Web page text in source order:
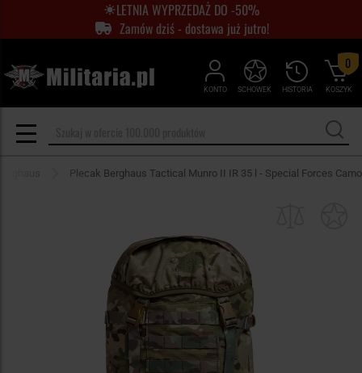
LETNIA WYPRZEDAŻ DO -50%
Zamów dziś - dostawa już jutro!
KONTO HISTORIA
SCHOWEK KOSZYK
0
Plecak Berghaus Tactical Munro II IR 35 l - Special Forces Camo